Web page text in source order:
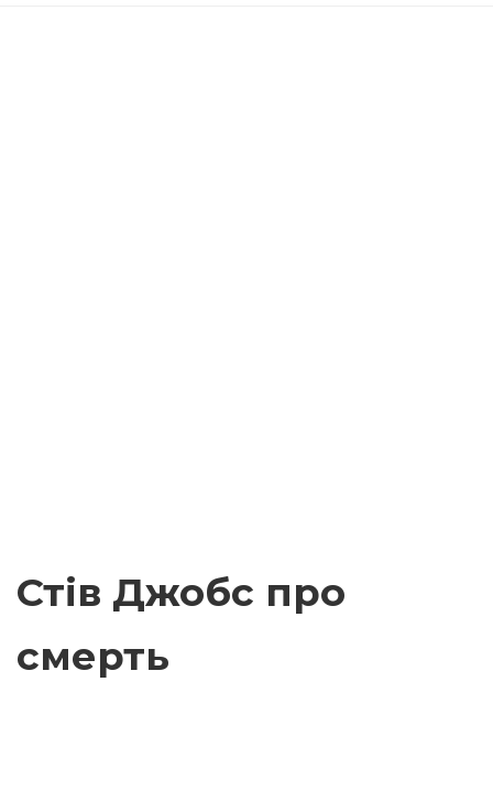
Стів Джобс про
смерть